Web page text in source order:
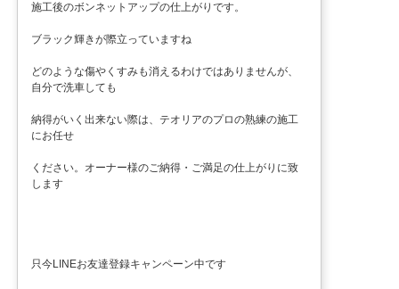
施工後のボンネットアップの仕上がりです。
ブラック輝きが際立っていますね
どのような傷やくすみも消えるわけではありませんが、
自分で洗車しても
納得がいく出来ない際は、テオリアのプロの熟練の施工
にお任せ
ください。オーナー様のご納得・ご満足の仕上がりに致
します
只今LINEお友達登録キャンペーン中です